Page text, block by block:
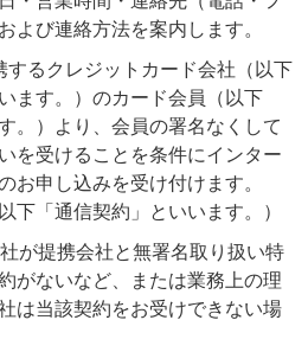
よび連絡方法を案内します。
するクレジットカード会社（以下
ます。）のカード会員（以下
。）より、会員の署名なくして
を受けることを条件にインター
お申し込みを受け付けます。
下「通信契約」といいます。）
が提携会社と無署名取り扱い特
がないなど、または業務上の理
は当該契約をお受けできない場